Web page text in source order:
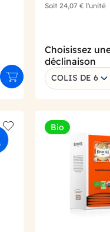
Ajouter au panier
Soit24,07 € l'unité
Choisissez
déclinaison
COLIS DE 6
Add to wishlist
Bio